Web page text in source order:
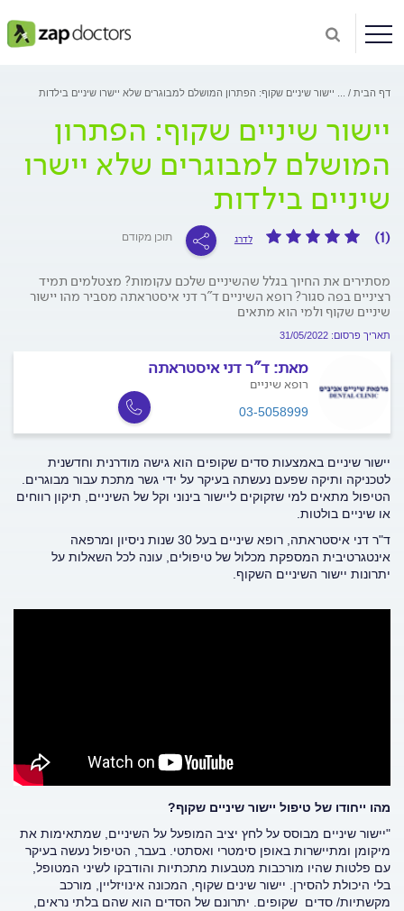
דף הבית יישור שיניים שקוף: הפתרון המושלם למבוגרים שלא יישרו שיניים בילדות
יישור שיניים שקוף: הפתרון
המושלם למבוגרים שלא יישרו
שיניים בילדות
(1) לדרג תוכן מקודם
מסתירים את החיוך בגלל שהשיניים שלכם עקומות? מצטלמים תמיד
רציניים בפה סגור? רופא השיניים ד"ר דני איסטראתה מסביר מהו יישור
שיניים שקוף ולמי הוא מתאים
תאריך פרסום: 31/05/2022
מאת: ד"ר דני איסטראתה
רופא שיניים
03-5058999
יישור שיניים באמצעות סדים שקופים הוא גישה מודרנית וחדשנית
לטכניקה ותיקה שפעם נעשתה בעיקר על ידי גשר מתכת עבור מבוגרים.
הטיפול מתאים למי שזקוקים ליישור בינוני וקל של השיניים, תיקון רווחים
או שיניים בולטות.
ד"ר דני איסטראתה, רופא שיניים בעל 30 שנות ניסיון ומרפאה
אינטגרטיבית המספקת מכלול של טיפולים, עונה לכל השאלות על
יתרונות יישור השיניים השקוף.
מהו ייחודו של טיפול יישור שיניים שקוף?
"יישור שיניים מבוסס על לחץ יציב המופעל על השיניים, שמתאימות את
מיקומן ומתיישרות באופן סימטרי ואסתטי. בעבר, הטיפול נעשה בעיקר
עם פלטות שהיו מורכבות מטבעות מתכתיות והודבקו לשיני המטופל,
בלי היכולת להסירן. יישור שינים שקוף, המכונה אינויזליין, מורכב
מקשתיות/ סדים שקופים. יתרונם של הסדים הוא שהם בלתי נראים,